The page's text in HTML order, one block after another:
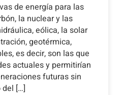
de energía para las
la nuclear y las
eólica, la solar
geotérmica,
es decir, son las que
actuales y permitirían
futuras sin
[…]